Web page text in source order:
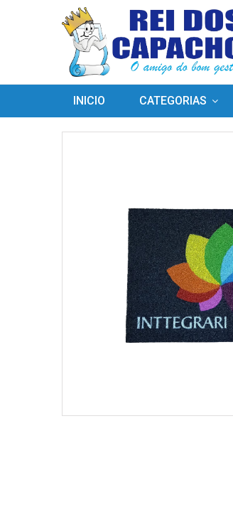
INICIO CATEGORIAS